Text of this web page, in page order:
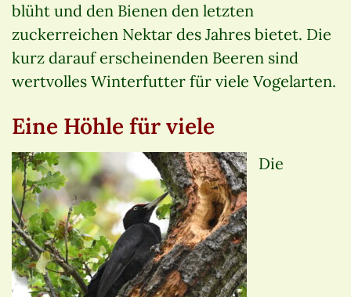
blüht und den Bienen den letzten
zuckerreichen Nektar des Jahres bietet. Die
kurz darauf erscheinenden Beeren sind
wertvolles Winterfutter für viele Vogelarten.
Eine Höhle für viele
Die